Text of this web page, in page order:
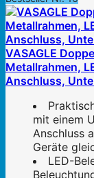
VASAGLE
Metallrahmen,
Anschluss,
mit einem
Anschluss
Geräte
LED-